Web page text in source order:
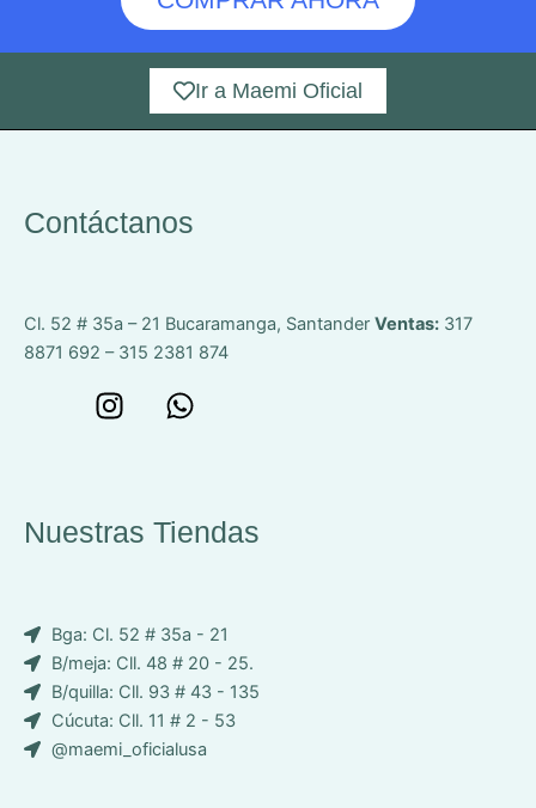
Ir a Maemi Oficial
Contáctanos
Cl. 52 # 35a – 21 Bucaramanga, Santander Ventas: 317
8871 692 – 315 2381 874
e
p
c
o
n
-
f
I
a
g
m
W
s
a
Nuestras Tiendas
Bga: Cl. 52 # 35a - 21
B/meja: Cll. 48 # 20 - 25.
B/quilla: Cll. 93 # 43 - 135
Cúcuta: Cll. 11 # 2 - 53
@maemi_oficialusa